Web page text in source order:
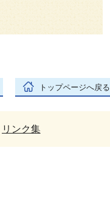
トップページへ戻る
リンク集